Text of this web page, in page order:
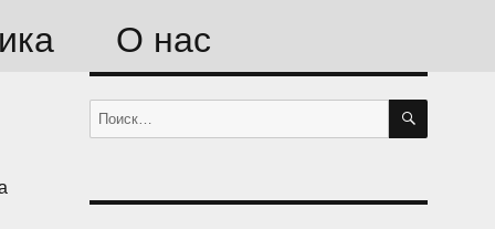
О нас
Искать: ПОИСК